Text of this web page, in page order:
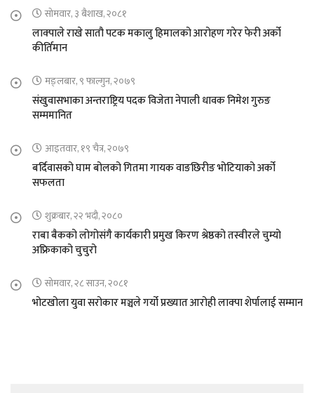
सोमवार, ३ बैशाख, २०८१
लाक्पाले राखे सातौ पटक मकालु हिमालको आरोहण गरेर फेरी अर्को
कीर्तिमान
मङ्लबार, ९ फाल्गुन, २०७९
संखुवासभाका अन्तराष्ट्रिय पदक विजेता नेपाली धावक निमेश गुरुङ
सम्ममानित
आइतवार, १९ चैत्र, २०७९
बर्दिवासको घाम बोलको गितमा गायक वाङछिरीङ भोटियाको अर्को
सफलता
शुक्रबार, २२ भदौ, २०८०
राबा बैकको लोगोसंगै कार्यकारी प्रमुख किरण श्रेष्ठको तस्वीरले चुम्यो
अफ्रिकाको चुचुरो
सोमवार, २८ साउन, २०८१
भोटखोला युवा सरोकार मञ्चले गर्यो प्रख्यात आरोही लाक्पा शेर्पालाई सम्मान